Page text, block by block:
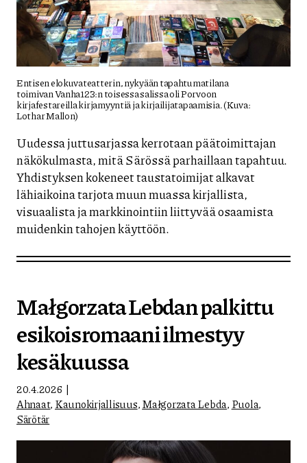
Entisen elokuvateatterin, nykyään tapahtumatilana
toimivan Vanha123:n toisessa salissa oli Porvoon
kirjafestareilla kirjamyyntiä ja kirjailijatapaamisia. (Kuva:
Lothar Mallon)
Uudessa juttusarjassa kerrotaan päätoimittajan
näkökulmasta, mitä Särössä parhaillaan tapahtuu.
Yhdistyksen kokeneet taustatoimijat alkavat
lähiaikoina tarjota muun muassa kirjallista,
visuaalista ja markkinointiin liittyvää osaamista
muidenkin tahojen käyttöön.
Małgorzata Lebdan palkittu
esikoisromaani ilmestyy
kesäkuussa
20.4.2026
Ahnaat, Kaunokirjallisuus,Małgorzata Lebda, Puola,
Särötär